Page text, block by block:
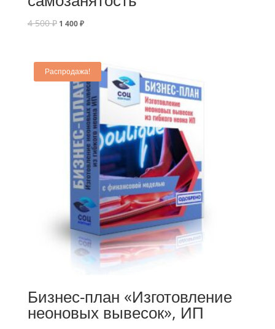
4 500₽ 1 400₽
Распродажа!
Бизнес-план «Изготовление
неоновых вывесок», ИП